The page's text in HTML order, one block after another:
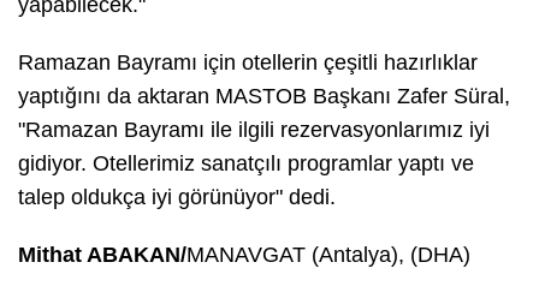
yapabilecek."
Ramazan Bayramı için otellerin çeşitli hazırlıklar
yaptığını da aktaran MASTOB Başkanı Zafer Süral,
"Ramazan Bayramı ile ilgili rezervasyonlarımız iyi
gidiyor. Otellerimiz sanatçılı programlar yaptı ve
talep oldukça iyi görünüyor" dedi.
Mithat ABAKAN/MANAVGAT (Antalya), (DHA)